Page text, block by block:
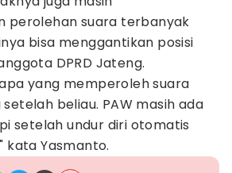
perolehan suara terbanyak
bisa menggantikan posisi
DPRD Jateng.
yang memperoleh suara
beliau. PAW masih ada
setelah undur diri otomatis
kata Yasmanto.